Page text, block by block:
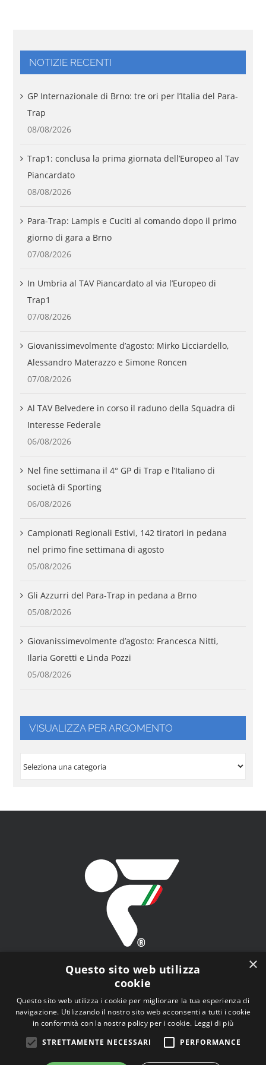
NOTIZIE RECENTI
GP Internazionale di Brno: tre ori per l’Italia del Para-
Trap
08/08/2026
Trap1: conclusa la prima giornata dell’Europeo al Tav
Piancardato
08/08/2026
Para-Trap: Lampis e Cuciti al comando dopo il primo
giorno di gara a Brno
07/08/2026
In Umbria al TAV Piancardato al via l’Europeo di
Trap1
07/08/2026
Giovanissimevolmente d’agosto: Mirko Licciardello,
Alessandro Materazzo e Simone Roncen
07/08/2026
Al TAV Belvedere in corso il raduno della Squadra di
Interesse Federale
06/08/2026
Nel fine settimana il 4° GP di Trap e l’Italiano di
società di Sporting
06/08/2026
Campionati Regionali Estivi, 142 tiratori in pedana
nel primo fine settimana di agosto
05/08/2026
Gli Azzurri del Para-Trap in pedana a Brno
05/08/2026
Giovanissimevolmente d’agosto: Francesca Nitti,
Ilaria Goretti e Linda Pozzi
05/08/2026
VISUALIZZA PER ARGOMENTO
FITAV - Federazione Italiana Tiro a Volo - Viale Tiziano
×
Questo sito web utilizza
cookie
Questo sito web utilizza i cookie per migliorare la tua esperienza di
navigazione. Utilizzando il nostro sito web acconsenti a tutti i cookie
in conformità con la nostra policy per i cookie. Leggi di più
STRETTAMENTE NECESSARI
PERFORMANCE